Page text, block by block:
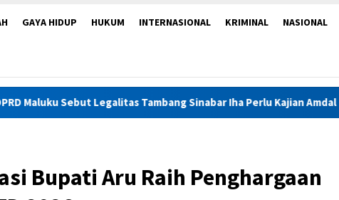
GAYA HIDUP HUKUM INTERNASIONAL KRIMINAL NASIONAL
Legalitas Tambang Sinabar Iha Perlu Kajian Amdal
Bupati Aru Raih Penghargaan